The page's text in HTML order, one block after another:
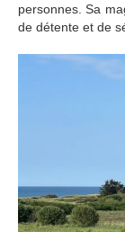
personnes. Sa
de détente et de